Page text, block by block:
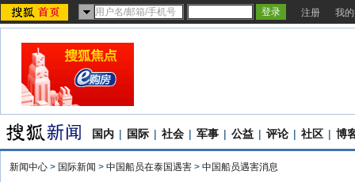
注册 我
国内 | 国际 | 社会 | 军事 | 公益 | 评论 | 社区 | 博
新闻中心 > 国际新闻 > 中国船员在泰国遇害 > 中国船员遇害消息